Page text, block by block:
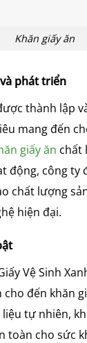
Khăn giấy ăn
phát triển
thành lập
mang đến
giấy ăn chất
động, công ty
chất lượng
hiện đại.
Vệ Sinh
cho đến khăn
tự nhiên,
toàn cho sức